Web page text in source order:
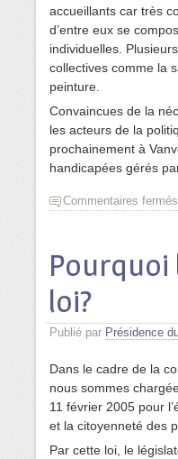
accueillants car très
d’entre eux se
individuelles.
collectives comme la
peinture.
Convaincues de la
les acteurs de la
prochainement à
handicapées gérés
Commentaires fermés
Pourquoi
loi?
Publié par Présidence
Dans le cadre de la
nous sommes
11 février 2005 pour
et la citoyenneté des
Par cette loi, le